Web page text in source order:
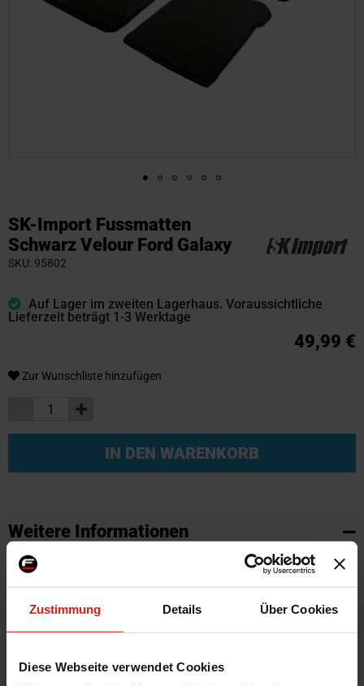
Zustimmung Details Über Cookies
Diese Webseite verwendet Cookies
SK-Import Fussmatten
Schwarz Velour Ford Galaxy
SKU 95802
Auf Lager im zweiten Lagerhaus. Voraussichtliche
Lieferzeit beträgt 1-3 Werktage
49,99 €
Zur Wunschliste hinzufügen
IN DEN WARENKORB
Anfang
der
Bildgalerie
Weitere Informationen
Weitere
SKU
Marke
SK-Import
Zertifikat
Kein Gutachten oder ABE
Montagematerial
Nein